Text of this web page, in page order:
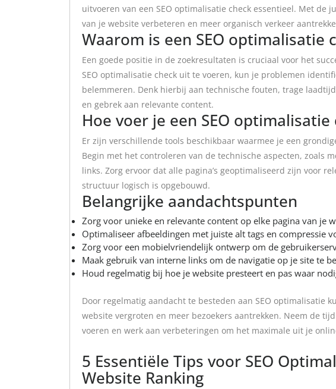
uitvoeren van een SEO optimalisatie check essentieel. Met de
van je website verbeteren en meer organisch verkeer
Waarom is een SEO optimalisatie
Een goede positie in de zoekresultaten is cruciaal voor het
SEO optimalisatie check uit te voeren, kun je problemen
belemmeren. Denk hierbij aan technische fouten, trage
en gebrek aan relevante content.
Hoe voer je een SEO optimalisatie
Er zijn verschillende tools beschikbaar waarmee je een
Begin met het controleren van de technische aspecten, zoals
links. Zorg ervoor dat alle pagina’s geoptimaliseerd zijn voor
structuur logisch is opgebouwd.
Belangrijke aandachtspunten
Zorg voor unieke en relevante content op elke pagina van je
Optimaliseer afbeeldingen met juiste alt tags en compressie
Zorg voor een mobielvriendelijk ontwerp om de
Maak gebruik van interne links om de navigatie op je site te
Houd regelmatig bij hoe je website presteert en pas waar
Door regelmatig aandacht te besteden aan SEO optimalisatie
website vergroten en meer bezoekers aantrekken. Neem de
voeren en werk aan verbeteringen om het maximale uit je
5 Essentiële Tips voor SEO
Website Ranking